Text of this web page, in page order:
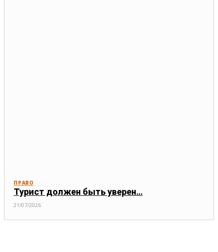
ПРАВО
Турист должен быть уверен…
21/07/2026